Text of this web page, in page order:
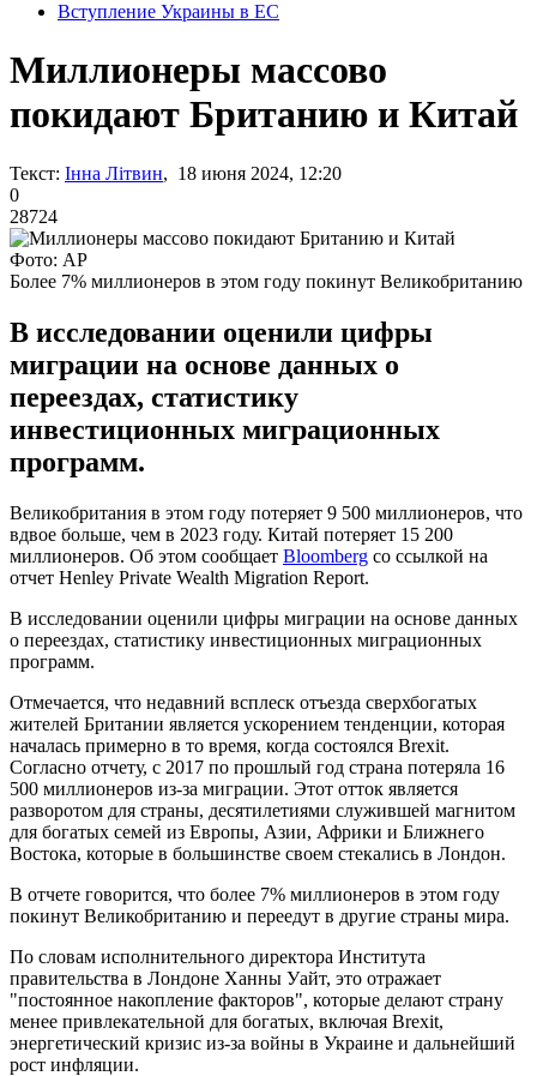
Вступление Украины в ЕС
Миллионеры массово
покидают Британию и Китай
Текст: Інна Літвин, 18 июня 2024, 12:20
0
28724
Фото: АР
Более 7% миллионеров в этом году покинут Великобританию
В исследовании оценили цифры
миграции на основе данных о
переездах, статистику
инвестиционных миграционных
программ.
Великобритания в этом году потеряет 9 500 миллионеров, что
вдвое больше, чем в 2023 году. Китай потеряет 15 200
миллионеров. Об этом сообщает Bloomberg со ссылкой на
отчет Henley Private Wealth Migration Report.
В исследовании оценили цифры миграции на основе данных
о переездах, статистику инвестиционных миграционных
программ.
Отмечается, что недавний всплеск отъезда сверхбогатых
жителей Британии является ускорением тенденции, которая
началась примерно в то время, когда состоялся Brexit.
Согласно отчету, с 2017 по прошлый год страна потеряла 16
500 миллионеров из-за миграции. Этот отток является
разворотом для страны, десятилетиями служившей магнитом
для богатых семей из Европы, Азии, Африки и Ближнего
Востока, которые в большинстве своем стекались в Лондон.
В отчете говорится, что более 7% миллионеров в этом году
покинут Великобританию и переедут в другие страны мира.
По словам исполнительного директора Института
правительства в Лондоне Ханны Уайт, это отражает
"постоянное накопление факторов", которые делают страну
менее привлекательной для богатых, включая Brexit,
энергетический кризис из-за войны в Украине и дальнейший
рост инфляции.